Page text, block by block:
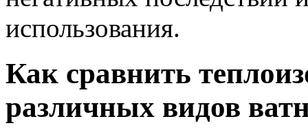
использования.
Как сравнить
различных видов